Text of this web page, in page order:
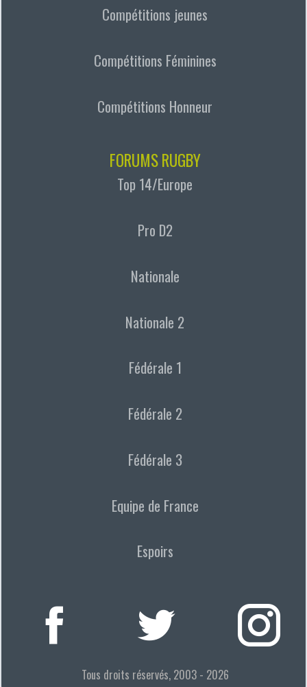
Compétitions jeunes
Compétitions Féminines
Compétitions Honneur
FORUMS RUGBY
Top 14/Europe
Pro D2
Nationale
Nationale 2
Fédérale 1
Fédérale 2
Fédérale 3
Equipe de France
Espoirs
Tous droits réservés, 2003 - 2026